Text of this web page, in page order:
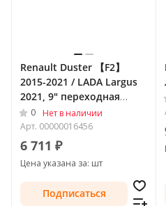
Renault Duster 【F2】
2015-2021 / LADA Largus
2021, 9" переходная
рамка Teyes 1997
0
Нет в наличии
Арт. 00000016456
6 711 ₽
Цена указана за: шт
Подписаться